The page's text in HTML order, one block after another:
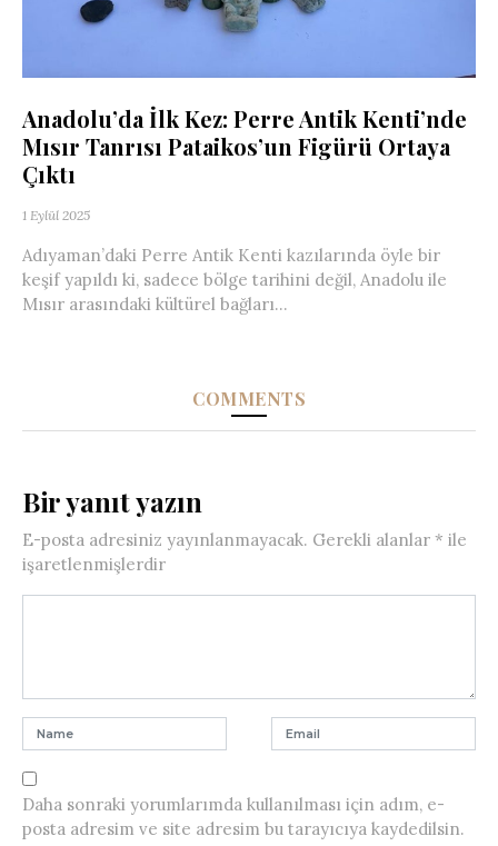
Anadolu’da İlk Kez: Perre Antik Kenti’nde
Mısır Tanrısı Pataikos’un Figürü Ortaya
Çıktı
1 Eylül 2025
Adıyaman’daki Perre Antik Kenti kazılarında öyle bir
keşif yapıldı ki, sadece bölge tarihini değil, Anadolu ile
Mısır arasındaki kültürel bağları...
COMMENTS
Bir yanıt yazın
E-posta adresiniz yayınlanmayacak. Gerekli alanlar * ile
işaretlenmişlerdir
Daha sonraki yorumlarımda kullanılması için adım, e-
posta adresim ve site adresim bu tarayıcıya kaydedilsin.